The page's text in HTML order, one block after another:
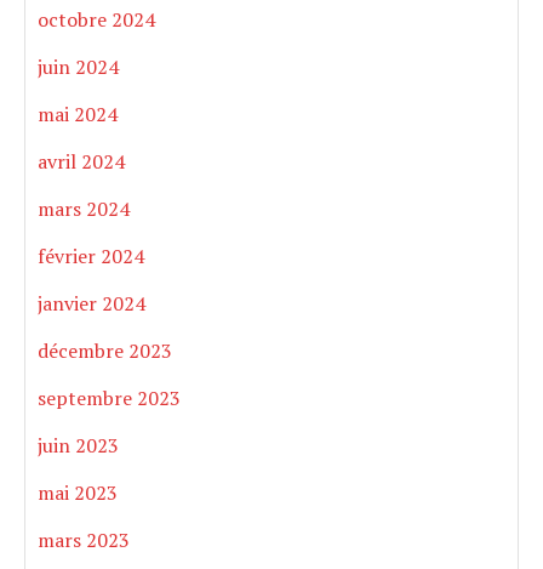
octobre 2024
juin 2024
mai 2024
avril 2024
mars 2024
février 2024
janvier 2024
décembre 2023
septembre 2023
juin 2023
mai 2023
mars 2023